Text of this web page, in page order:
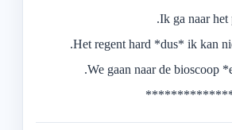
Ik ga naar
Het regent hard *dus* ik kan
We gaan naar de bioscoop